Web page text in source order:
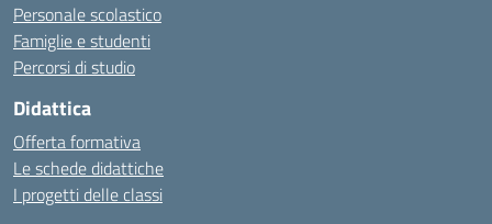
Personale scolastico
Famiglie e studenti
Percorsi di studio
Didattica
Offerta formativa
Le schede didattiche
I progetti delle classi